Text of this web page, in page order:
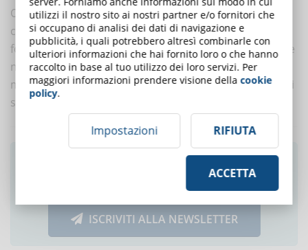
Oggi gli strumenti tecnologici a disposizione
consentono di sviluppare al meglio programmi di
formazione online. Il che non è una risorsa indifferente
nella cassetta degli attrezzi del reparto L&D. La
maggiore rivoluzione della formazione negli utlimi anni
si è, infatti, sviluppata su base tecnologica.
Ti è piaciuto questo articolo? Iscriviti alla
newsletter e ricevi le notizie settimanali!
ISCRIVITI ALLA NEWSLETTER
utilizzi il nostro sito ai nostri partner e/o fornitori che
si occupano di analisi dei dati di navigazione e
pubblicità, i quali potrebbero altresì combinarle con
ulteriori informazioni che hai fornito loro o che hanno
raccolto in base al tuo utilizzo dei loro servizi. Per
maggiori informazioni prendere visione dellacookie
policy.
Impostazioni RIFIUTA
ACCETTA